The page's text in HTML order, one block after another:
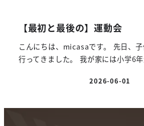
【最初と最後の】運動会
こんにちは、micasaです。 先日、
行ってきました。 我が家には小学6
投稿日
2026-06-01